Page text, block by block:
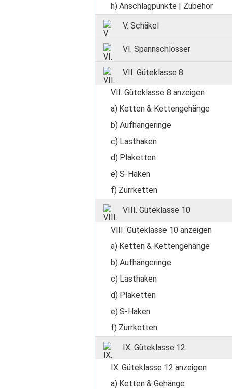
h) Anschlagpunkte | Zubehör
V. Schäkel
VI. Spannschlösser
VII. Güteklasse 8
VII. Güteklasse 8 anzeigen
a) Ketten & Kettengehänge
b) Aufhängeringe
c) Lasthaken
d) Plaketten
e) S-Haken
f) Zurrketten
VIII. Güteklasse 10
VIII. Güteklasse 10 anzeigen
a) Ketten & Kettengehänge
b) Aufhängeringe
c) Lasthaken
d) Plaketten
e) S-Haken
f) Zurrketten
IX. Güteklasse 12
IX. Güteklasse 12 anzeigen
a) Ketten & Gehänge